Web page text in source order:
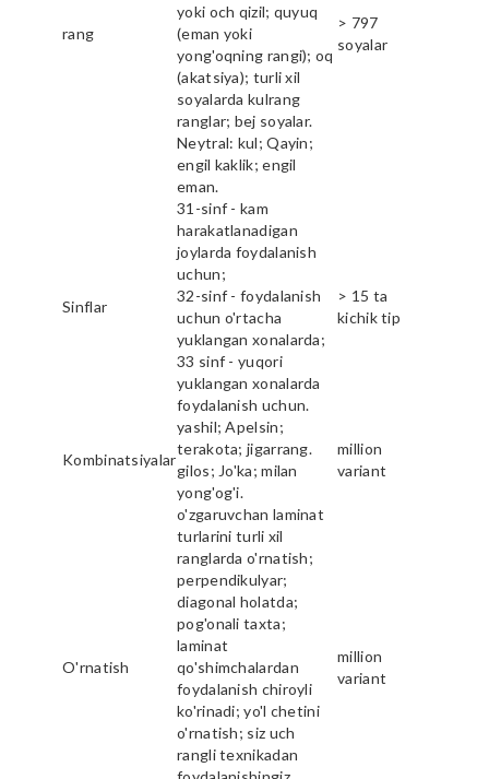
rang
yoki och qizil; quyuq
(eman yoki
yong'oqning rangi); oq
(akatsiya); turli xil
soyalarda kulrang
ranglar; bej soyalar.
Neytral: kul; Qayin;
engil kaklik; engil
eman.
> 797
soyalar
Sinflar
31-sinf - kam
harakatlanadigan
joylarda foydalanish
uchun;
32-sinf - foydalanish
uchun o'rtacha
yuklangan xonalarda;
33 sinf - yuqori
yuklangan xonalarda
foydalanish uchun.
> 15 ta
kichik tip
Kombinatsiyalar
yashil; Apelsin;
terakota; jigarrang.
gilos; Jo'ka; milan
yong'og'i.
million
variant
O'rnatish
o'zgaruvchan laminat
turlarini turli xil
ranglarda o'rnatish;
perpendikulyar;
diagonal holatda;
pog'onali taxta;
laminat
qo'shimchalardan
foydalanish chiroyli
ko'rinadi; yo'l chetini
o'rnatish; siz uch
rangli texnikadan
million
variant